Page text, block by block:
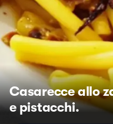
Casarecce allo
e pistacchi.